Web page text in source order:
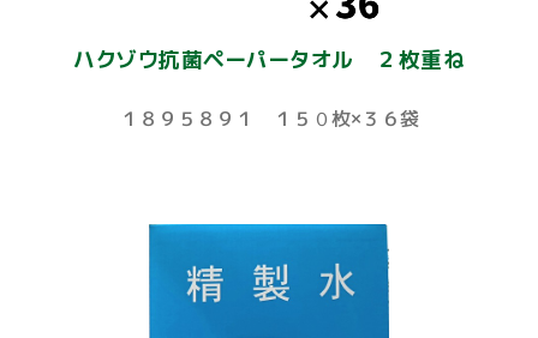
ハクゾウ抗菌ペーパータオル ２枚重ね
１８９５８９１ １５０枚×３６袋